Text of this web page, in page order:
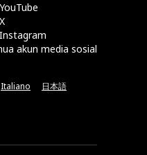
YouTube
X
Instagram
akun media sosial
Italiano 日本語